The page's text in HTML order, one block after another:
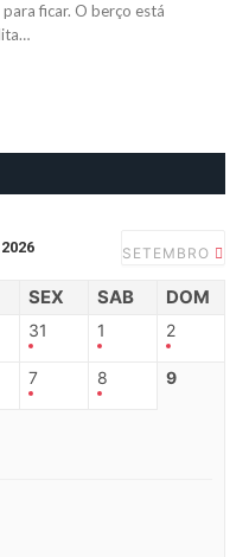
ficar. O berço está
SETEMBRO
SEX SAB DOM
31 1 2
7 8 9